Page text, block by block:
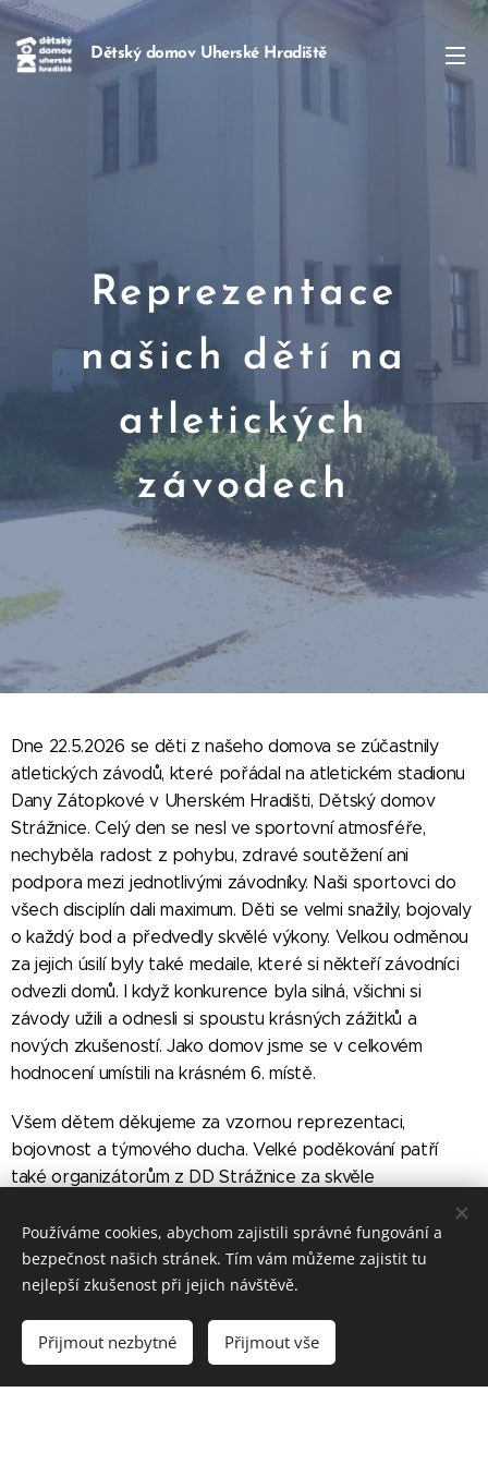
Dětský domov Uherské Hradiště
Reprezentace
našich dětí na
atletických
závodech
Dne 22.5.2026 se děti z našeho domova se zúčastnily
atletických závodů, které pořádal na atletickém stadionu
Dany Zátopkové v Uherském Hradišti, Dětský domov
Strážnice. Celý den se nesl ve sportovní atmosféře,
nechyběla radost z pohybu, zdravé soutěžení ani
podpora mezi jednotlivými závodníky. Naši sportovci do
všech disciplín dali maximum. Děti se velmi snažily, bojovaly
o každý bod a předvedly skvělé výkony. Velkou odměnou
za jejich úsilí byly také medaile, které si někteří závodníci
odvezli domů. I když konkurence byla silná, všichni si
závody užili a odnesli si spoustu krásných zážitků a
nových zkušeností. Jako domov jsme se v celkovém
hodnocení umístili na krásném 6. místě.
Všem dětem děkujeme za vzornou reprezentaci,
bojovnost a týmového ducha. Velké poděkování patří
také organizátorům z DD Strážnice za skvěle
Používáme cookies, abychom zajistili správné fungování a
bezpečnost našich stránek. Tím vám můžeme zajistit tu
nejlepší zkušenost při jejich návštěvě.
Přijmout nezbytné Přijmout vše